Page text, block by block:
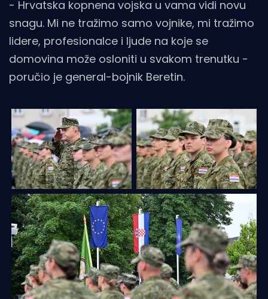
- Hrvatska kopnena vojska u vama vidi novu
snagu. Mi ne tražimo samo vojnike, mi tražimo
lidere, profesionalce i ljude na koje se
domovina može osloniti u svakom trenutku -
poručio je general-bojnik Beretin.